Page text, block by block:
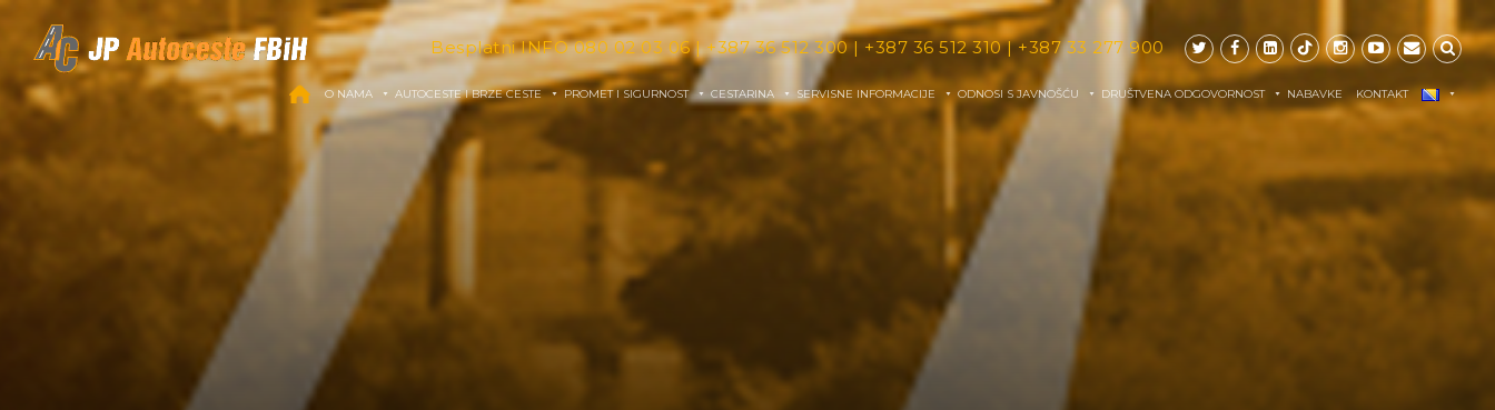
Skip to content
Besplatni INFO080 02 03 06|+387 36 512 300| +387 36 512 310|+387 33 277 900
O NAMA AUTOCESTE I BRZE CESTE PROMET I SIGURNOST CESTARINA SERVISNE INFORMACIJE ODNOSI S JAVNOŠĆU DRUŠTVENA ODGOVORNOST NABAVKE KONTAKT